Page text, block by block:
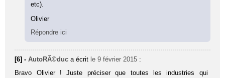
etc).
Olivier
Répondre ici
[6] -AutoRÃ©duc a écrit le 9 février 2015 :
Bravo Olivier ! Juste préciser que toutes les industries qui